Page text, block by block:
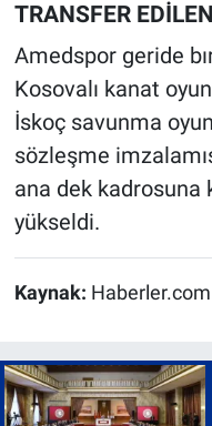
TRANSFER
Amedspor geride
Kosovalı kanat
İskoç savunma
sözleşme
ana dek kadrosuna
yükseldi.
Kaynak: Haberler.com